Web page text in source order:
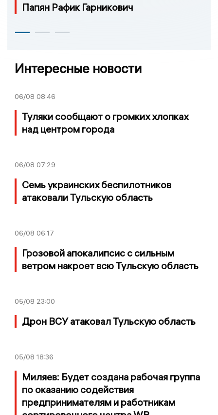
Папян Рафик Гарникович
Интересные новости
06/08 08:46
Туляки сообщают о громких хлопках
над центром города
06/08 07:29
Семь украинских беспилотников
атаковали Тульскую область
06/08 06:17
Грозовой апокалипсис с сильным
ветром накроет всю Тульскую область
05/08 23:00
Дрон ВСУ атаковал Тульскую область
05/08 18:36
Миляев: Будет создана рабочая группа
по оказанию содействия
предпринимателям и работникам